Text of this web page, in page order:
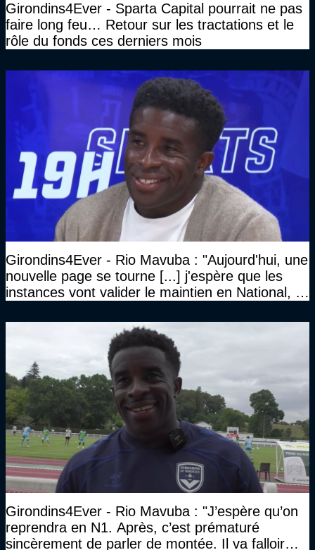
Girondins4Ever - Sparta Capital pourrait ne pas
faire long feu… Retour sur les tractations et le
rôle du fonds ces derniers mois
Girondins4Ever - Rio Mavuba : "Aujourd'hui, une
nouvelle page se tourne [...] j'espère que les
instances vont valider le maintien en National, et
haut niveau"
Girondins4Ever - Rio Mavuba : "J’espère qu’on
reprendra en N1. Après, c’est prématuré
sincèrement de parler de montée. Il va falloir